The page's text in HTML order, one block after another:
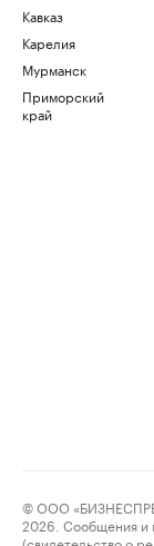
Кавказ
Карелия
Мурманск
Приморский
край
© ООО
2026. Сообщения и